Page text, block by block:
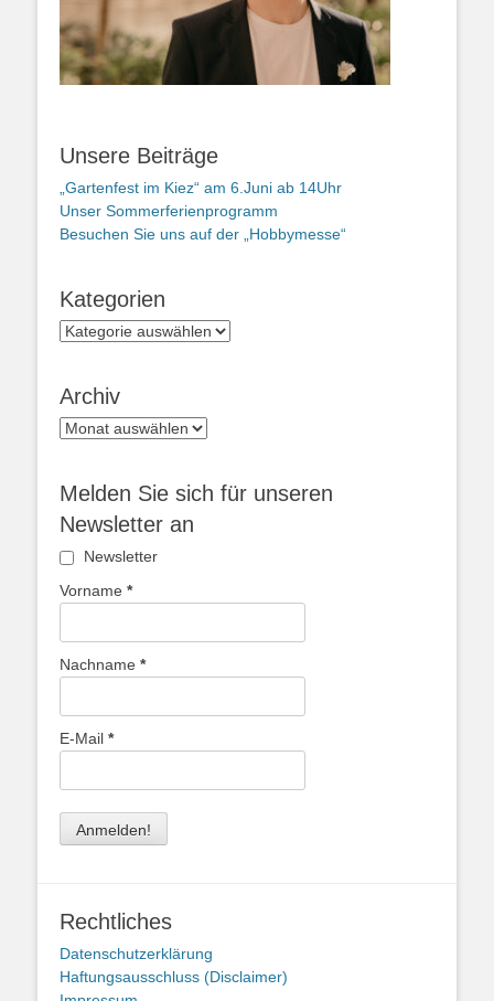
Unsere Beiträge
„Gartenfest im Kiez“ am 6.Juni ab 14Uhr
Unser Sommerferienprogramm
Besuchen Sie uns auf der „Hobbymesse“
Kategorien
Kategorien
Archiv
Archiv
Melden Sie sich für unseren
Newsletter an
Newsletter
Vorname *
Nachname *
E-Mail *
Rechtliches
Datenschutzerklärung
Haftungsausschluss (Disclaimer)